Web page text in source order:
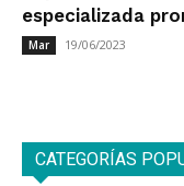
especializada
Mar 19/06/2023
CATEGORÍAS